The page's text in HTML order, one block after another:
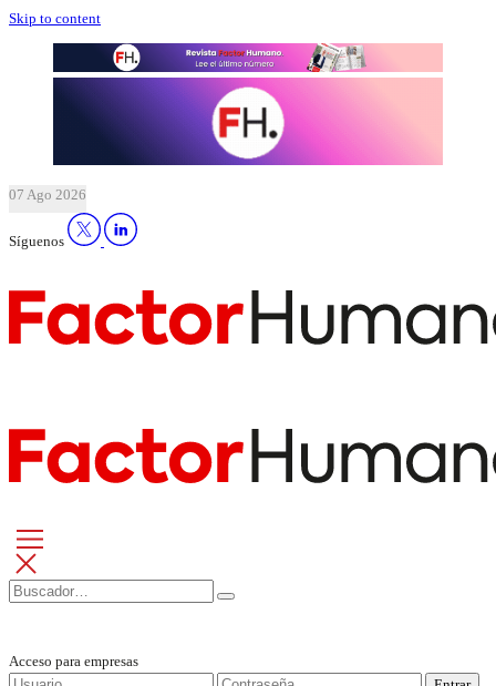
Skip to content
07 Ago 2026
Síguenos
Acceso para empresas